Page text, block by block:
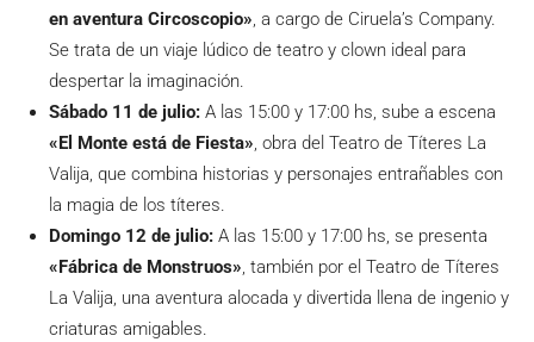
en aventura Circoscopio», a cargo de Ciruela’s Company.
Se trata de un viaje lúdico de teatro y clown ideal para
despertar la imaginación.
Sábado 11 de julio: A las 15:00 y 17:00 hs, sube a escena
«El Monte está de Fiesta», obra del Teatro de Títeres La
Valija, que combina historias y personajes entrañables con
la magia de los títeres.
Domingo 12 de julio: A las 15:00 y 17:00 hs, se presenta
«Fábrica de Monstruos», también por el Teatro de Títeres
La Valija, una aventura alocada y divertida llena de ingenio y
criaturas amigables.